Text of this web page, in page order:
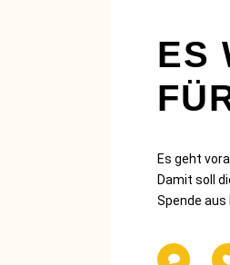
ES
Es geht
Damit soll
Spende aus